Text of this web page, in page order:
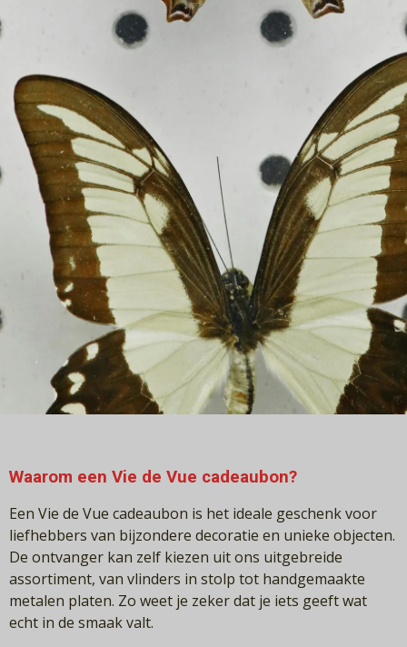
Waarom een Vie de Vue cadeaubon?
Een Vie de Vue cadeaubon is het ideale geschenk voor
liefhebbers van bijzondere decoratie en unieke objecten.
De ontvanger kan zelf kiezen uit ons uitgebreide
assortiment, van vlinders in stolp tot handgemaakte
metalen platen. Zo weet je zeker dat je iets geeft wat
echt in de smaak valt.